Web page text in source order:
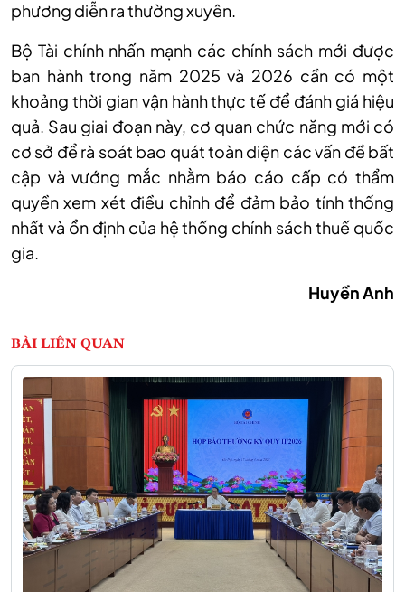
phương diễn ra thường xuyên.
Bộ Tài chính nhấn mạnh các chính sách mới được
ban hành trong năm 2025 và 2026 cần có một
khoảng thời gian vận hành thực tế để đánh giá hiệu
quả. Sau giai đoạn này, cơ quan chức năng mới có
cơ sở để rà soát bao quát toàn diện các vấn đề bất
cập và vướng mắc nhằm báo cáo cấp có thẩm
quyền xem xét điều chỉnh để đảm bảo tính thống
nhất và ổn định của hệ thống chính sách thuế quốc
gia.
Huyền Anh
BÀI LIÊN QUAN